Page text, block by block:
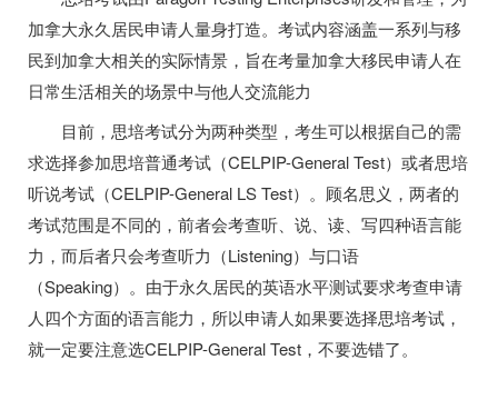
加拿大永久居民申请人量身打造。考试内容涵盖一系列与移
民到加拿大相关的实际情景，旨在考量加拿大移民申请人在
日常生活相关的场景中与他人交流能力
目前，思培考试分为两种类型，考生可以根据自己的需
求选择参加思培普通考试（CELPIP-General Test）或者思培
听说考试（CELPIP-General LS Test）。顾名思义，两者的
考试范围是不同的，前者会考查听、说、读、写四种语言能
力，而后者只会考查听力（Listening）与口语
（Speaking）。由于永久居民的英语水平测试要求考查申请
人四个方面的语言能力，所以申请人如果要选择思培考试，
就一定要注意选CELPIP-General Test ，不要选错了。